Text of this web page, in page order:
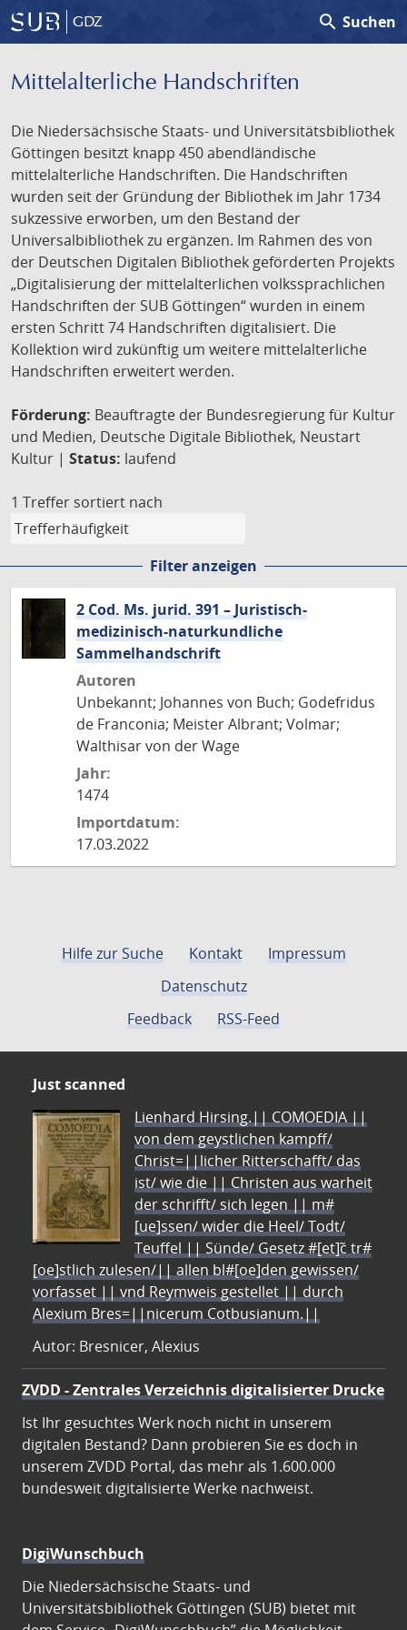
GDZ search Suchen
Mittelalterliche Handschriften
Die Niedersächsische Staats- und Universitätsbibliothek
Göttingen besitzt knapp 450 abendländische
mittelalterliche Handschriften. Die Handschriften
wurden seit der Gründung der Bibliothek im Jahr 1734
sukzessive erworben, um den Bestand der
Universalbibliothek zu ergänzen. Im Rahmen des von
der Deutschen Digitalen Bibliothek geförderten Projekts
„Digitalisierung der mittelalterlichen volkssprachlichen
Handschriften der SUB Göttingen“ wurden in einem
ersten Schritt 74 Handschriften digitalisiert. Die
Kollektion wird zukünftig um weitere mittelalterliche
Handschriften erweitert werden.
Förderung: Beauftragte der Bundesregierung für Kultur
und Medien, Deutsche Digitale Bibliothek, Neustart
Kultur | Status: laufend
1 Treffer sortiert nach
Filter anzeigen
2 Cod. Ms. jurid. 391 – Juristisch-
medizinisch-naturkundliche
Sammelhandschrift
Autoren
Unbekannt; Johannes von Buch; Godefridus
de Franconia; Meister Albrant; Volmar;
Walthisar von der Wage
Jahr:
1474
Importdatum:
17.03.2022
Hilfe zur Suche Kontakt
Impressum
Datenschutz
Feedback
RSS-Feed
Just scanned
Lienhard Hirsing.|| COMOEDIA ||
von dem geystlichen kampff/
Christ=||licher Ritterschafft/ das
ist/ wie die || Christen aus warheit
der schrifft/ sich legen || m#
[ue]ssen/ wider die Heel/ Todt/
Teuffel || Sünde/ Gesetz #[et]c̃ tr#
[oe]stlich zulesen/|| allen bl#[oe]den gewissen/
vorfasset || vnd Reymweis gestellet || durch
Alexium Bres=||nicerum Cotbusianum.||
Autor: Bresnicer, Alexius
ZVDD - Zentrales Verzeichnis digitalisierter Drucke
Ist Ihr gesuchtes Werk noch nicht in unserem
digitalen Bestand? Dann probieren Sie es doch in
unserem ZVDD Portal, das mehr als 1.600.000
bundesweit digitalisierte Werke nachweist.
DigiWunschbuch
Die Niedersächsische Staats- und
Universitätsbibliothek Göttingen (SUB) bietet mit